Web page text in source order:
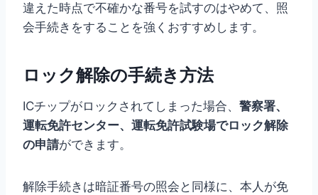
違えた時点で不確かな番号を試すのはやめて、照
会手続きをすることを強くおすすめします。
ロック解除の手続き方法
ICチップがロックされてしまった場合、 警察署、
運転免許センター、運転免許試験場でロック解除
の申請ができます。
解除手続きは暗証番号の照会と同様に、本人が免